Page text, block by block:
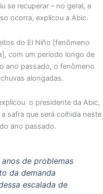
se recuperar – no geral, a
ocorra, explicou a Abic.
do El Niño [fenômeno
com um período longo de
ano passado, o fenômeno
alongadas.
o presidente da Abic,
safra que será colhida neste
ano passado.
de problemas
da demanda
escalada de